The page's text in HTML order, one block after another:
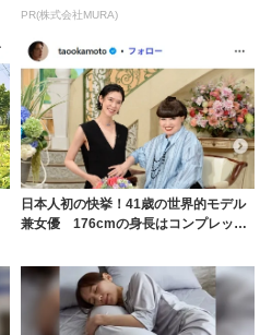
PR(株式会社MURA)
日本人初の快挙！41歳の世界的モデル
兼女優 176cmの身長はコンプレック